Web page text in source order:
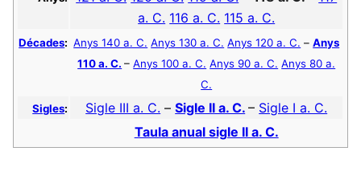
a. C. 116 a. C. 115 a. C.
Décades: Anys 140 a. C. Anys 130 a. C. Anys 120 a. C. –Anys
110 a. C. –Anys 100 a. C. Anys 90 a. C. Anys 80 a.
C.
Sigles: Sigle III a. C. –Sigle II a. C. – Sigle I a. C.
Taula anual sigle II a. C.